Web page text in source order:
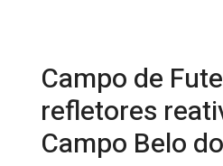
Campo de
refletores
Campo Belo